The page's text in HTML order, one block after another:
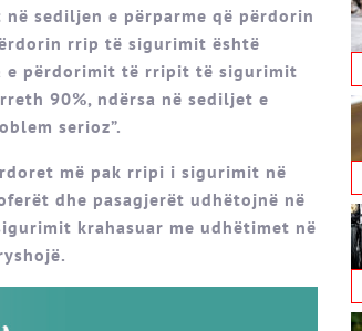
sediljen e përparme që përdorin
rrip të sigurimit është
e përdorimit të rripit të sigurimit
90%, ndërsa në sediljet e
serioz”.
më pak rripi i sigurimit në
dhe pasagjerët udhëtojnë në
krahasuar me udhëtimet në